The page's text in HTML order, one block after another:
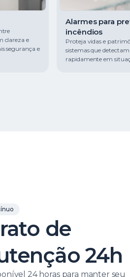
clareza e
segurança e
Alarmes para
incêndios
Proteja vidas e
sistemas que
rapidamente em
de
24h
24 horas para manter seu